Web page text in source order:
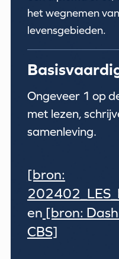
het wegnemen
levensgebieden.
Ongeveer 1 op
met lezen,
samenleving.
[bron:
en [bron:
CBS]